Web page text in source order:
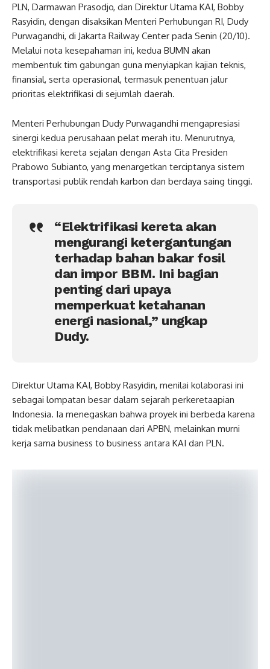
PLN, Darmawan Prasodjo, dan Direktur Utama KAI, Bobby
Rasyidin, dengan disaksikan Menteri Perhubungan RI, Dudy
Purwagandhi, di Jakarta Railway Center pada Senin (20/10).
Melalui nota kesepahaman ini, kedua BUMN akan
membentuk tim gabungan guna menyiapkan kajian teknis,
finansial, serta operasional, termasuk penentuan jalur
prioritas elektrifikasi di sejumlah daerah.
Menteri Perhubungan Dudy Purwagandhi mengapresiasi
sinergi kedua perusahaan pelat merah itu. Menurutnya,
elektrifikasi kereta sejalan dengan Asta Cita Presiden
Prabowo Subianto, yang menargetkan terciptanya sistem
transportasi publik rendah karbon dan berdaya saing tinggi.
“Elektrifikasi kereta akan
mengurangi ketergantungan
terhadap bahan bakar fosil
dan impor BBM. Ini bagian
penting dari upaya
memperkuat ketahanan
energi nasional,” ungkap
Dudy.
Direktur Utama KAI, Bobby Rasyidin, menilai kolaborasi ini
sebagai lompatan besar dalam sejarah perkeretaapian
Indonesia. Ia menegaskan bahwa proyek ini berbeda karena
tidak melibatkan pendanaan dari APBN, melainkan murni
kerja sama business to business antara KAI dan PLN.